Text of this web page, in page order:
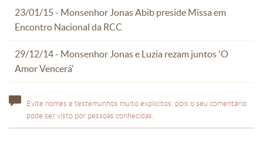
23/01/15 - Monsenhor Jonas Abib preside Missa em
Encontro Nacional da RCC
29/12/14 - Monsenhor Jonas e Luzia rezam juntos 'O
Amor Vencerá'
Evite nomes e testemunhos muito explícitos, pois o seu comentário
pode ser visto por pessoas conhecidas.